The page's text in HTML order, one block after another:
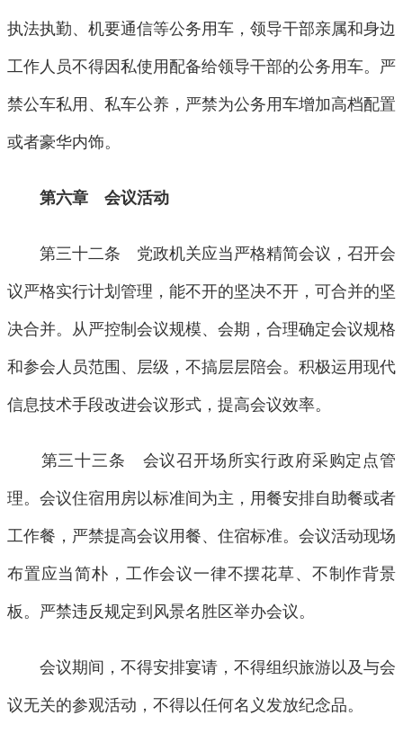
执法执勤、机要通信等公务用车，领导干部亲属和身边
工作人员不得因私使用配备给领导干部的公务用车。严
禁公车私用、私车公养，严禁为公务用车增加高档配置
或者豪华内饰。
第六章 会议活动
第三十二条 党政机关应当严格精简会议，召开会
议严格实行计划管理，能不开的坚决不开，可合并的坚
决合并。从严控制会议规模、会期，合理确定会议规格
和参会人员范围、层级，不搞层层陪会。积极运用现代
信息技术手段改进会议形式，提高会议效率。
第三十三条 会议召开场所实行政府采购定点管
理。会议住宿用房以标准间为主，用餐安排自助餐或者
工作餐，严禁提高会议用餐、住宿标准。会议活动现场
布置应当简朴，工作会议一律不摆花草、不制作背景
板。严禁违反规定到风景名胜区举办会议。
会议期间，不得安排宴请，不得组织旅游以及与会
议无关的参观活动，不得以任何名义发放纪念品。